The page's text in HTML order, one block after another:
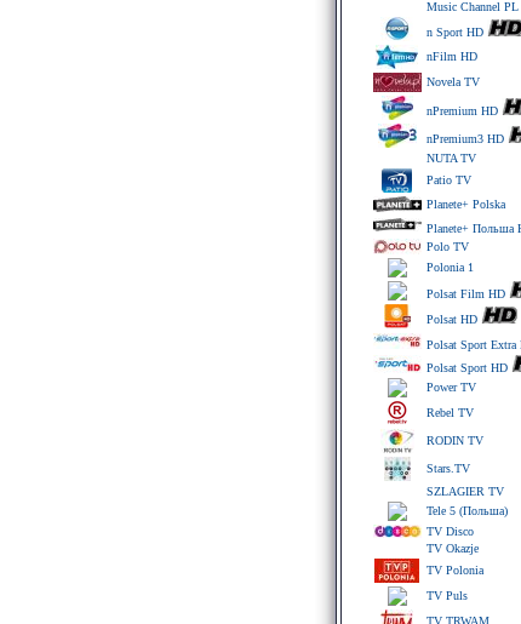
Music Channel PL
n Sport HD
nFilm HD
Novela TV
nPremium HD
nPremium3 HD
NUTA TV
Patio TV
Planete+ Polska
Planete+ Польша
Polo TV
Polonia 1
Polsat Film HD
Polsat HD
Polsat Sport Extra
Polsat Sport HD
Power TV
Rebel TV
RODIN TV
Stars.TV
SZLAGIER TV
Tele 5 (Польша)
TV Disco
TV Okazje
TV Polonia
TV Puls
TV TRWAM